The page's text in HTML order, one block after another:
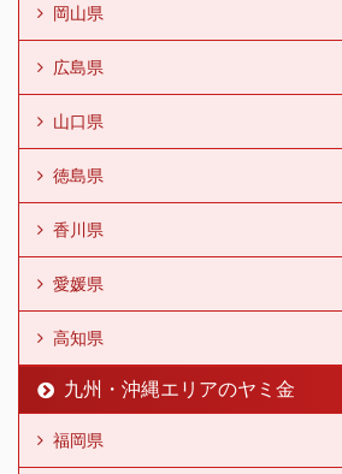
岡山県
広島県
山口県
徳島県
香川県
愛媛県
高知県
九州・沖縄エリアのヤミ金
福岡県